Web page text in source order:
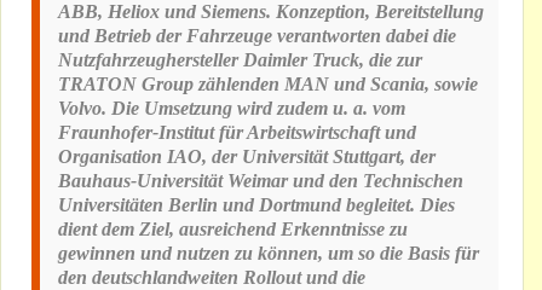
ABB, Heliox und Siemens. Konzeption, Bereitstellung
und Betrieb der Fahrzeuge verantworten dabei die
Nutzfahrzeughersteller Daimler Truck, die zur
TRATON Group zählenden MAN und Scania, sowie
Volvo. Die Umsetzung wird zudem u. a. vom
Fraunhofer-Institut für Arbeitswirtschaft und
Organisation IAO, der Universität Stuttgart, der
Bauhaus-Universität Weimar und den Technischen
Universitäten Berlin und Dortmund begleitet. Dies
dient dem Ziel, ausreichend Erkenntnisse zu
gewinnen und nutzen zu können, um so die Basis für
den deutschlandweiten Rollout und die